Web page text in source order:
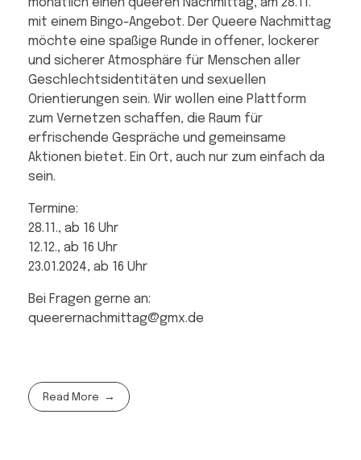
monatlich einen queeren Nachmittag, am 28.11.
mit einem Bingo-Angebot. Der Queere Nachmittag
möchte eine spaßige Runde in offener, lockerer
und sicherer Atmosphäre für Menschen aller
Geschlechtsidentitäten und sexuellen
Orientierungen sein. Wir wollen eine Plattform
zum Vernetzen schaffen, die Raum für
erfrischende Gespräche und gemeinsame
Aktionen bietet. Ein Ort, auch nur zum einfach da
sein.
Termine:
28.11., ab 16 Uhr
12.12., ab 16 Uhr
23.01.2024, ab 16 Uhr
Bei Fragen gerne an:
queerernachmittag@gmx.de
Read More